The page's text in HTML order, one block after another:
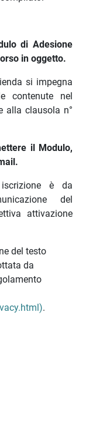
di Adesione
in oggetto.
si impegna
contenute nel
alla clausola n°
il Modulo,
è da
del
attivazione
del testo
da
.